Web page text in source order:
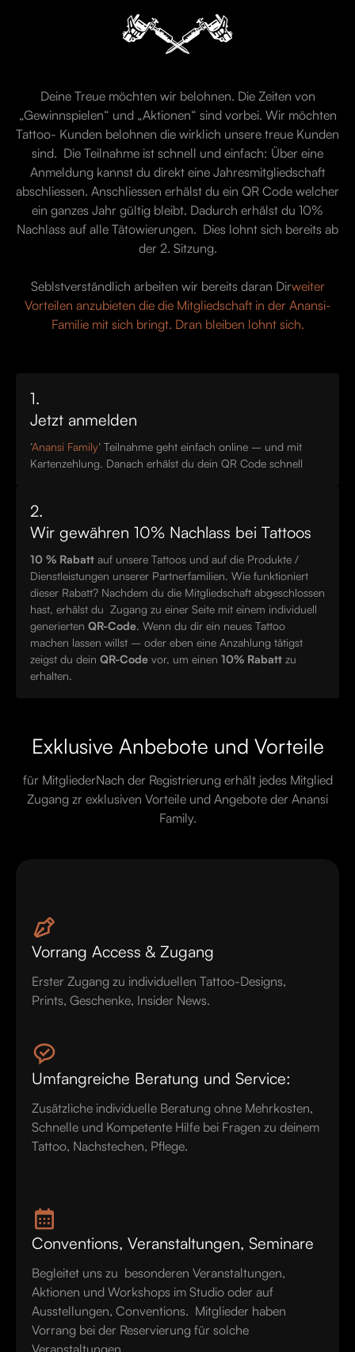
Deine Treue möchten wir belohnen. Die Zeiten von
„Gewinnspielen“ und „Aktionen“ sind vorbei. Wir möchten
Tattoo- Kunden belohnen die wirklich unsere treue Kunden
sind. Die Teilnahme ist schnell und einfach: Über eine
Anmeldung kannst du direkt eine Jahresmitgliedschaft
abschliessen. Anschliessen erhälst du ein QR Code welcher
ein ganzes Jahr gültig bleibt. Dadurch erhälst du 10%
Nachlass auf alle Tätowierungen. Dies lohnt sich bereits ab
der 2. Sitzung.
Seblstverständlich arbeiten wir bereits daran Dirweiter
Vorteilen anzubieten die die Mitgliedschaft in der Anansi-
Familie mit sich bringt. Dran bleiben lohnt sich.
1.
Jetzt anmelden
‘Anansi Family‘ Teilnahme geht einfach online – und mit
Kartenzehlung. Danach erhälst du dein QR Code schnell
2.
Wir gewähren 10% Nachlass bei Tattoos
10 % Rabatt auf unsere Tattoos und auf die Produkte /
Dienstleistungen unserer Partnerfamilien. Wie funktioniert
dieser Rabatt? Nachdem du die Mitgliedschaft abgeschlossen
hast, erhälst du Zugang zu einer Seite mit einem individuell
generierten QR-Code. Wenn du dir ein neues Tattoo
machen lassen willst – oder eben eine Anzahlung tätigst
zeigst du dein QR-Code vor, um einen 10% Rabatt zu
erhalten.
Exklusive Anbebote und Vorteile
für MitgliederNach der Registrierung erhält jedes Mitglied
Zugang zr exklusiven Vorteile und Angebote der Anansi
Family.
Vorrang Access & Zugang
‍Erster Zugang zu individuellen Tattoo-Designs,
Prints, Geschenke, Insider News.‍
Umfangreiche Beratung und Service:
‍Zusätzliche individuelle Beratung ohne Mehrkosten,
Schnelle und Kompetente Hilfe bei Fragen zu deinem
Tattoo, Nachstechen, Pflege.
Conventions, Veranstaltungen, Seminare
‍Begleitet uns zu besonderen Veranstaltungen,
Aktionen und Workshops im Studio oder auf
Ausstellungen, Conventions. Mitglieder haben
Vorrang bei der Reservierung für solche
Veranstaltungen.